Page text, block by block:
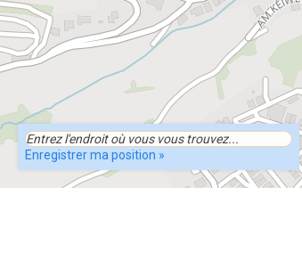
Enregistrer ma position »